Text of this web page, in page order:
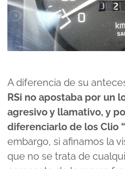
A diferencia de su
RSi no apostaba por un
agresivo y llamativo, y
diferenciarlo de los Clio
embargo, si afinamos la
que no se trata de